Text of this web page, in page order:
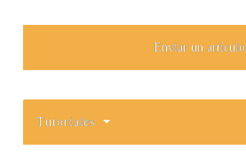
Enviar un artículo
Tutoriales